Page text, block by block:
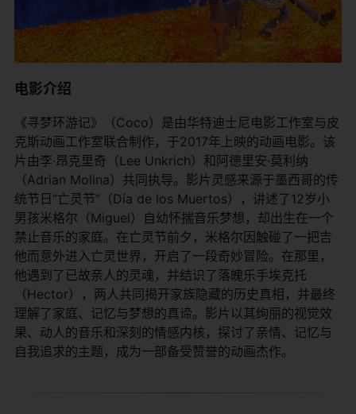
电影介绍
《寻梦环游记》（Coco）是由华特迪士尼电影工作室与皮
克斯动画工作室联合制作，于2017年上映的动画电影。该
片由李·昂克里奇（Lee Unkrich）和阿德里安·莫利纳
（Adrian Molina）共同执导。影片灵感来源于墨西哥的传
统节日“亡灵节”（Día de los Muertos），讲述了12岁小
男孩米格尔（Miguel）自幼怀揣音乐梦想，却出生在一个
禁止音乐的家庭。在亡灵节前夕，米格尔因触碰了一把吉
他而意外进入亡灵世界，开启了一段奇妙冒险。在那里，
他遇到了已故亲人的灵魂，并结识了落魄乐手埃克托
（Hector），两人共同揭开家族隐藏的历史真相，并最终
理解了家庭、记忆与梦想的真谛。影片以其绚丽的视觉效
果、动人的音乐和深刻的情感内核，探讨了亲情、记忆与
自我追求的主题，成为一部备受赞誉的动画杰作。